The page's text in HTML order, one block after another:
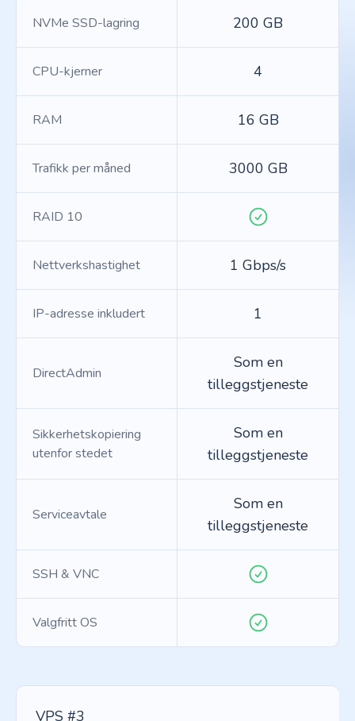
NVMe SSD-lagring 200 GB
CPU-kjerner 4
RAM 16 GB
Trafikk per måned 3000 GB
RAID 10
Nettverkshastighet 1 Gbps/s
IP-adresse inkludert 1
DirectAdmin
Som en
tilleggstjeneste
Sikkerhetskopiering
utenfor stedet
Som en
tilleggstjeneste
Serviceavtale
Som en
tilleggstjeneste
SSH & VNC
Valgfritt OS
VPS #3